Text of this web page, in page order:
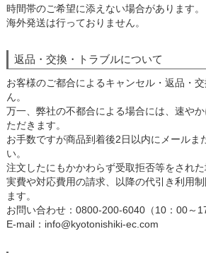
時間帯のご希望に添えない場合があります。
海外発送は行っておりません。
返品・交換・トラブルについて
お客様のご都合によるキャンセル・返品・
ん。
万一、弊社の不都合による場合には、速や
ただきます。
お手数ですが商品到着後2日以内にメールま
い。
注文したにもかかわらず受取拒否等をされ
実費や対応費用の請求、以降の代引き利用
ます。
お問い合わせ：0800-200-6040（10：00～
E-mail：info@kyotonishiki-ec.com